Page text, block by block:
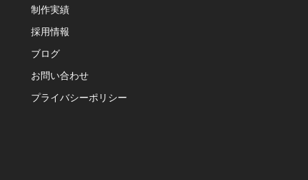
制作実績
採用情報
ブログ
お問い合わせ
プライバシーポリシー